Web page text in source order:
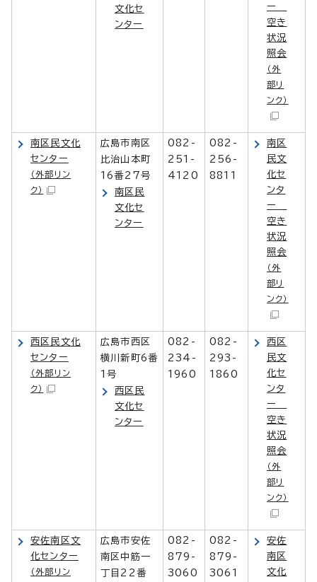
文化セ
ンター
ー
空き
状況
照会
（外
部リ
ンク）
南区民文化
センター
（外部リン
ク）
広島市南区
比治山本町
16番27号
南区民
文化セ
ンター
082-
251-
4120
082-
256-
8811
南区
民文
化セ
ンタ
ー
空き
状況
照会
（外
部リ
ンク）
西区民文化
センター
（外部リン
ク）
広島市西区
横川新町6番
1号
西区民
文化セ
ンター
082-
234-
1960
082-
293-
1860
西区
民文
化セ
ンタ
ー
空き
状況
照会
（外
部リ
ンク）
安佐南区文
化センター
（外部リン
広島市安佐
南区中筋一
丁目22番
082-
879-
3060
082-
879-
3061
安佐
南区
文化